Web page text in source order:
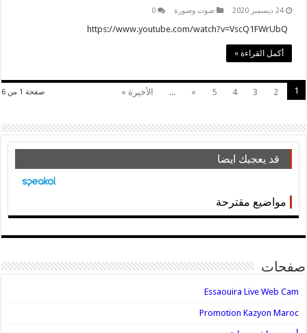
24 ديسمبر 2020 صوت وصورة 0
أكمل القراءة »
صفحة 1 من 6 1
2
3
4
5
»
... الأخيرة »
قد يعجبك ايضا
مواضيع مقترحة
صفحات
Essaouira Live Web Cam
Promotion Kazyon Maroc